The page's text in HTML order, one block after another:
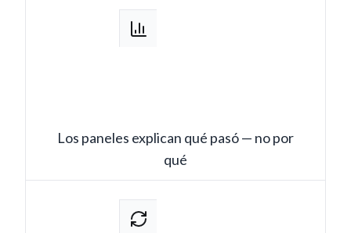
Los paneles explican qué pasó — no por
qué